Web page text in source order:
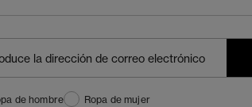
de hombre
Ropa de mujer